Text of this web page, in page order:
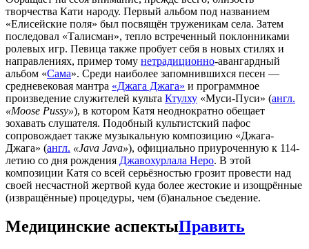
творчества Кати народу. Первый альбом под названием
«Елисейские поля» был посвящён труженикам села. Затем
последовал «Талисман», тепло встреченный поклонниками
ролевых игр. Певица также пробует себя в новых стилях и
направлениях, пример тому нетрадиционно-авангардный
альбом «Сама». Среди наиболее запомнившихся песен —
средневековая мантра «Джага Джага» и программное
произведение служителей культа Ктулху «Муси-Пуси» (англ.
«Moose Pussy»), в котором Катя неоднократно обещает
зохавать слушателя. Подобный культистский пафос
сопровождает также музыкальную композицию «Джага-
Джага» (англ. «Java Java»), официально приуроченную к 114-
летию со дня рождения Джавохурлала Неро. В этой
композиции Катя со всей серьёзностью грозит провести над
своей несчастной жертвой куда более жестокие и изощрённые
(извращённые) процедуры, чем (б)анальное съедение.
Медицинские аспектыПравить